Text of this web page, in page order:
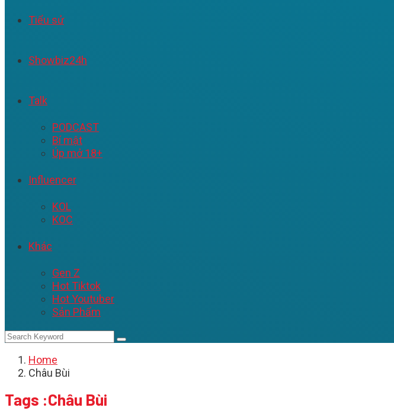
Tiểu sử
Showbiz24h
Talk
PODCAST
Bí mật
Úp mở 18+
Influencer
KOL
KOC
Khác
Gen Z
Hot Tiktok
Hot Youtuber
Sản Phẩm
Home
Châu Bùi
Tags :Châu Bùi